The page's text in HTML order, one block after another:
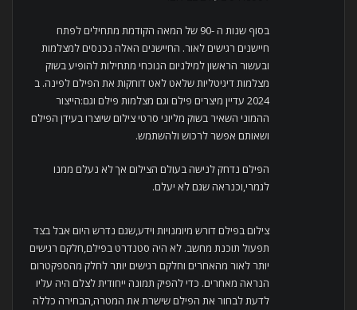
בסוף שנות ה -90 של המאה הקודמת מתחילים לפתח
חיישנים רגישים לאור. החיישנים האלה נכנסים למצלמות
ובעשור הראשון למילניום הנוכחי מתחילות להופיע בשוק
מצלמות דיגיטליות שלאט לאט דוחקות את הפילם לפינה. ב
2024 עדיין מיצרים פילם וגם מצלמות פילם וגם:הייצור
ההמוני השאיר בשוק מליוני סרטי צילום שיוצרו בעידן הפילם
ושאותם אפשר לרכוש ולהשתמש.
הפילם נדחק לנישה בעולם הצילום אך לא נעלם ממנו
לגמרי,וכנראה שגם לא יעלם.
צילום בפילם דורש מיומנויות וידע,שגם נדרש היום אבל בצד
תפעול תוכנת מחשב. לא היה סטנדרט בפילם,חלקם רגישים
יותר לאור מהאחרים וחלקם רגישים יותר לחלק מהספקטרום
הנראה מאחרים. כדי להפיק תמונה ייחודית לצלם היה עליו
לדעת לבחור את הפילם שישרת את המטרה,הבחירה כללה